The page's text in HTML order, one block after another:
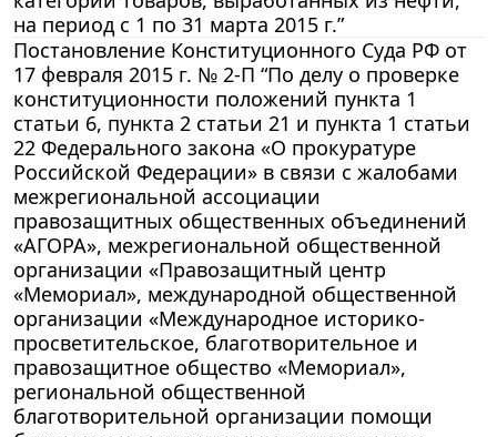
на период с 1 по 31 марта 2015 г.”
Постановление Конституционного Суда РФ от
17 февраля 2015 г. № 2-П “По делу о проверке
конституционности положений пункта 1
статьи 6, пункта 2 статьи 21 и пункта 1 статьи
22 Федерального закона «О прокуратуре
Российской Федерации» в связи с жалобами
межрегиональной ассоциации
правозащитных общественных объединений
«АГОРА», межрегиональной общественной
организации «Правозащитный центр
«Мемориал», международной общественной
организации «Международное историко-
просветительское, благотворительное и
правозащитное общество «Мемориал»,
региональной общественной
благотворительной организации помощи